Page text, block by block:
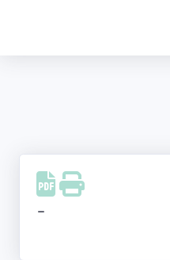
Facebook
Instagram
-